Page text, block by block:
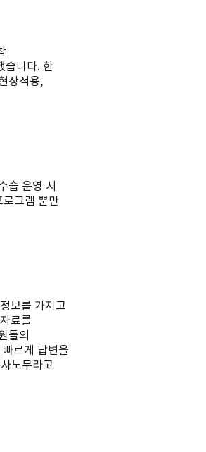
습니다. 한
장적용,
습 운영 시
로그램 뿐만
보를 가지고
료를
들의
르게 답변을
노무라고